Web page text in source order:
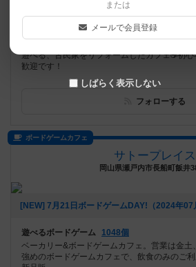
お知らせはありません
遊べるボードゲーム
719個
上大岡駅から徒歩６分！ドリンクと軽食を楽
遊べる、古民家をリフォームしたカフェ☕️初
歓迎です！
フォローする
ボードゲームカフェ
サトープレイス
岡山県瀬戸内市長船町飯井
[NEW] 7月21日ボードゲームDAY!（2024年07
遊べるボードゲーム
1048個
ベーカリー&ボードゲームカフェ。営業は金
強めのボードゲームカフェで、飲食のみのご
または
メールで会員登録
しばらく表示しない